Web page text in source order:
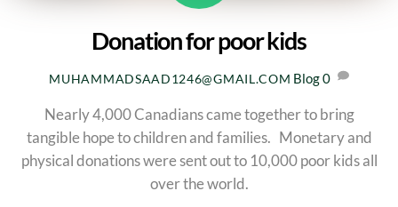
Donation for poor kids
MUHAMMADSAAD1246@GMAIL.COM Blog0
Nearly 4,000 Canadians came together to bring
tangible hope to children and families. Monetary and
physical donations were sent out to 10,000 poor kids all
over the world.